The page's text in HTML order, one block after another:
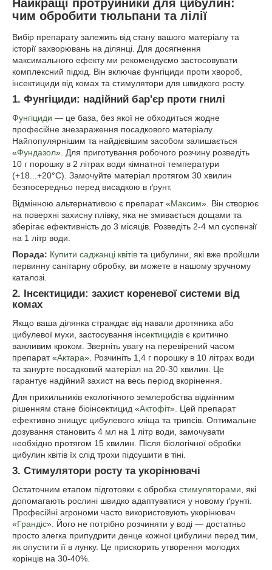
Найкращі протруйники для цибулин:
чим обробити тюльпани та лілії
Вибір препарату залежить від стану вашого матеріалу та
історії захворювань на ділянці. Для досягнення
максимального ефекту ми рекомендуємо застосовувати
комплексний підхід. Він включає фунгіциди проти хвороб,
інсектициди від комах та стимулятори для швидкого росту.
1. Фунгіциди: надійний бар'єр проти гнилі
Фунгіциди — це база, без якої не обходиться жодне
професійне знезараження посадкового матеріалу.
Найпопулярнішим та найдієвішим засобом залишається
«Фундазол». Для приготування робочого розчину розведіть
10 г порошку в 2 літрах води кімнатної температури
(+18...+20°C). Замочуйте матеріал протягом 30 хвилин
безпосередньо перед висадкою в ґрунт.
Відмінною альтернативою є препарат «Максим». Він створює
на поверхні захисну плівку, яка не змивається дощами та
зберігає ефективність до 3 місяців. Розведіть 2-4 мл суспензії
на 1 літр води.
Порада: Купити саджанці квітів та цибулини, які вже пройшли
первинну санітарну обробку, ви можете в нашому зручному
каталозі.
2. Інсектициди: захист кореневої системи від
комах
Якщо ваша ділянка страждає від навали дротяника або
цибулевої мухи, застосування інсектицидів є критично
важливим кроком. Зверніть увагу на перевірений часом
препарат «Актара». Розчиніть 1,4 г порошку в 10 літрах води
та занурте посадковий матеріал на 20-30 хвилин. Це
гарантує надійний захист на весь період вкорінення.
Для прихильників екологічного землеробства відмінним
рішенням стане біоінсектицид «Актофіт». Цей препарат
ефективно знищує цибулевого кліща та трипсів. Оптимальне
дозування становить 4 мл на 1 літр води, замочувати
необхідно протягом 15 хвилин. Після біологічної обробки
цибулин квітів їх слід трохи підсушити в тіні.
3. Стимулятори росту та укорінювачі
Остаточним етапом підготовки є обробка стимуляторами , які
допомагають рослині швидко адаптуватися у новому ґрунті.
Професійні агрономи часто використовують укорінювач
«Грандіс». Його не потрібно розчиняти у воді — достатньо
просто злегка припудрити денце кожної цибулини перед тим,
як опустити її в лунку. Це прискорить утворення молодих
корінців на 30-40%.